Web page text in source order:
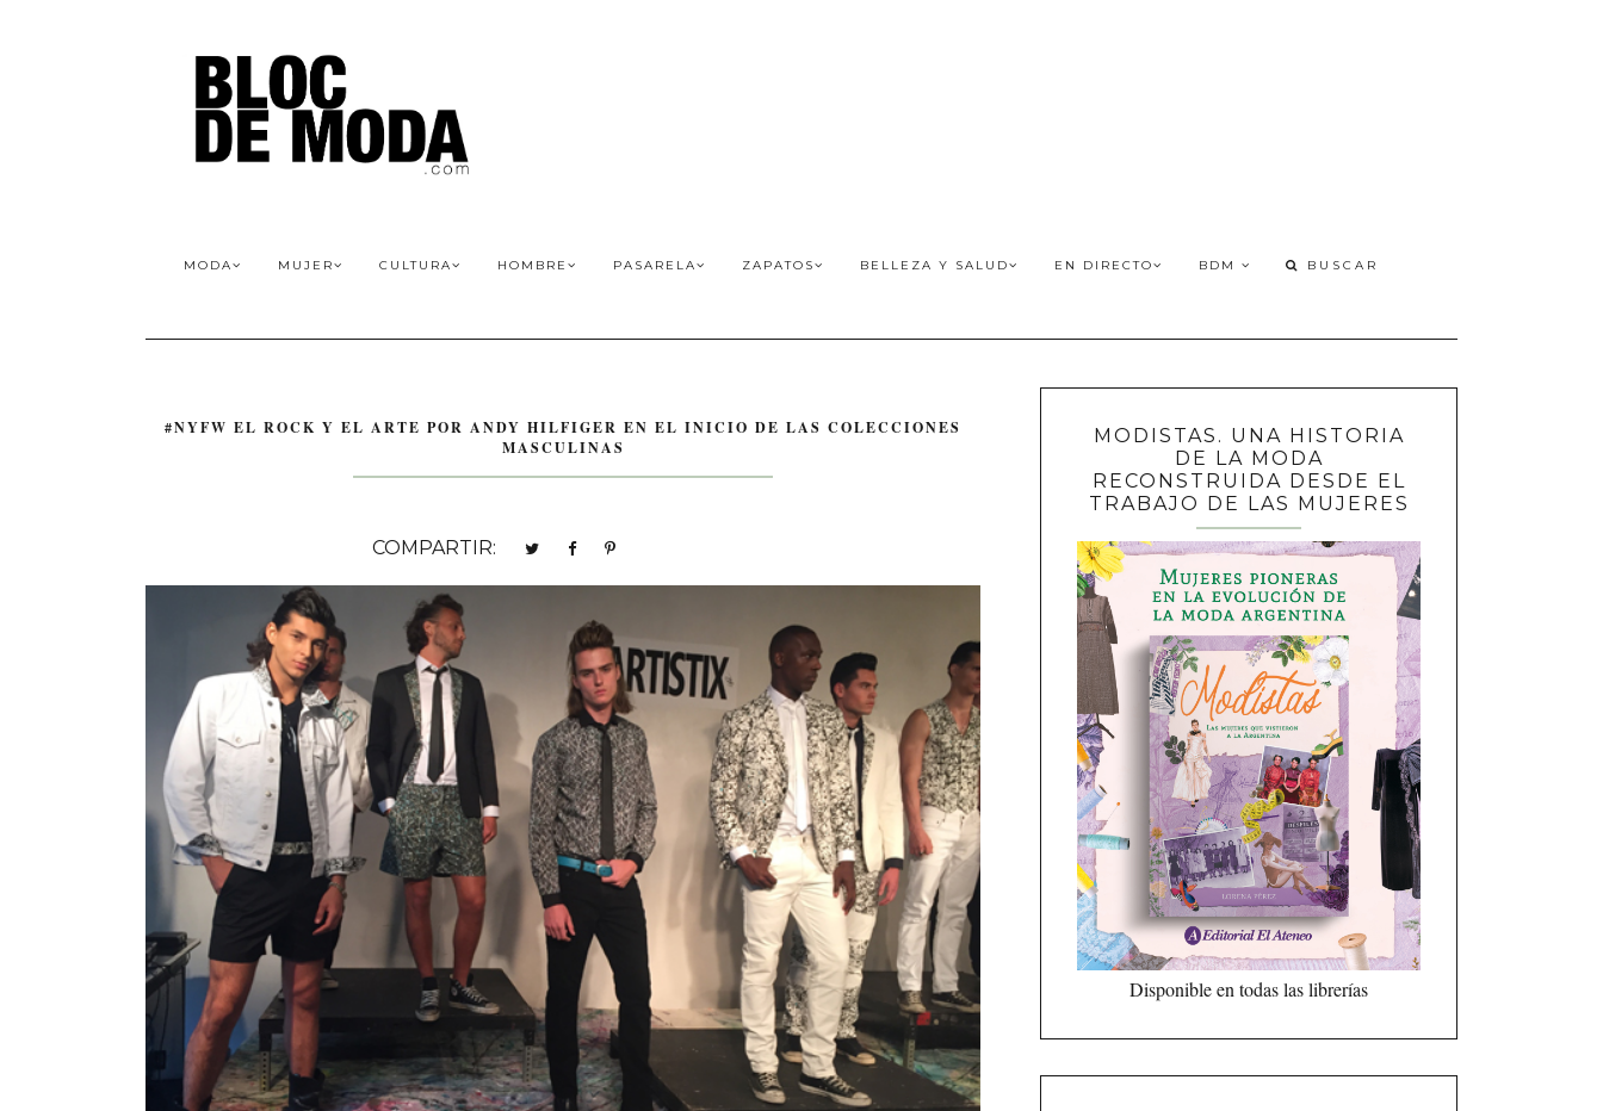
MODA MUJER CULTURA HOMBRE PASARELA ZAPATOS BELLEZA Y SALUD EN DIRECTO BDM
#NYFW EL ROCK Y EL ARTE POR ANDY HILFIGER EN EL INICIO DE LAS COLECCIONES
MASCULINAS
COMPARTIR:
MODISTAS. UNA HISTORIA
DE LA MODA
RECONSTRUIDA DESDE EL
TRABAJO DE LAS MUJERES
Disponible en todas las librerías